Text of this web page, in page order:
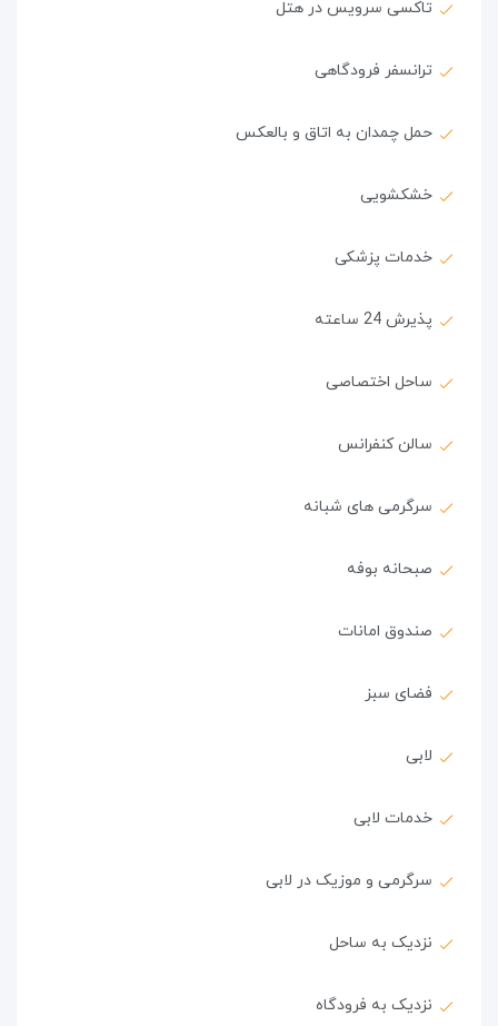
تاکسی سرویس در هتل
ترانسفر فرودگاهی
حمل چمدان به اتاق و بالعکس
خشکشویی
خدمات پزشکی
پذیرش 24 ساعته
ساحل اختصاصی
سالن کنفرانس
سرگرمی های شبانه
صبحانه بوفه
صندوق امانات
فضای سبز
لابی
خدمات لابی
سرگرمی و موزیک در لابی
نزدیک به ساحل
نزدیک به فرودگاه